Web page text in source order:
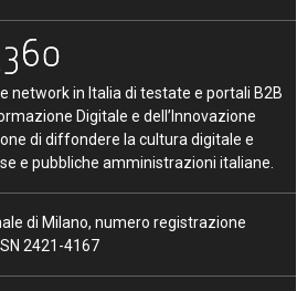
network in Italia di testate e portali B2B
Digitale e dell’Innovazione
di diffondere la cultura digitale e
e pubbliche amministrazioni italiane.
di Milano, numero registrazione
2421-4167